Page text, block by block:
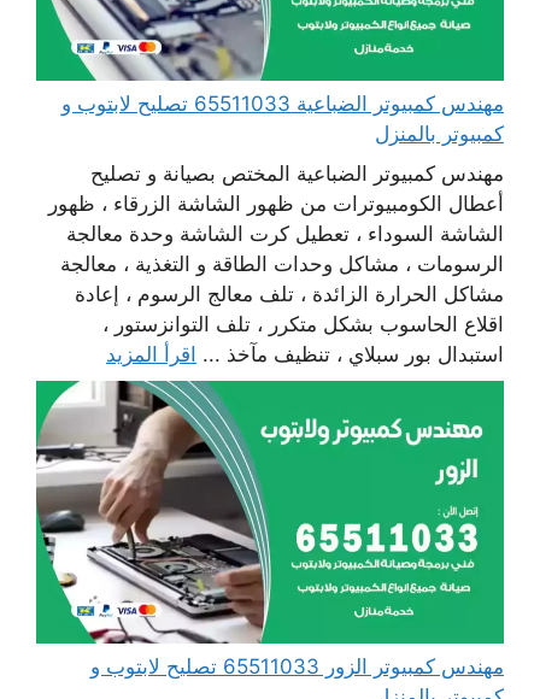
مهندس كمبيوتر الضباعية 65511033 تصليح لابتوب و
كمبيوتر بالمنزل
مهندس كمبيوتر الضباعية المختص بصيانة و تصليح
أعطال الكومبيوترات من ظهور الشاشة الزرقاء ، ظهور
الشاشة السوداء ، تعطيل كرت الشاشة وحدة معالجة
الرسومات ، مشاكل وحدات الطاقة و التغذية ، معالجة
مشاكل الحرارة الزائدة ، تلف معالج الرسوم ، إعادة
اقلاع الحاسوب بشكل متكرر ، تلف التوانزستور ،
استبدال بور سبلاي ، تنظيف مآخذ ... اقرأ المزيد
مهندس كمبيوتر الزور 65511033 تصليح لابتوب و